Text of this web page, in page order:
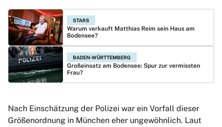
STARS
Warum verkauft Matthias Reim sein Haus am
Bodensee?
BADEN-WÜRTTEMBERG
Großeinsatz am Bodensee: Spur zur vermissten
Frau?
Nach Einschätzung der Polizei war ein Vorfall dieser
Größenordnung in München eher ungewöhnlich. Laut